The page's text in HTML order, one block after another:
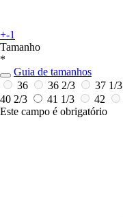
+-1
Tamanho
*
Guia de tamanhos
36
36 2/3 37 1/3
40 2/3
41 1/3 42
Este campo é obrigatório